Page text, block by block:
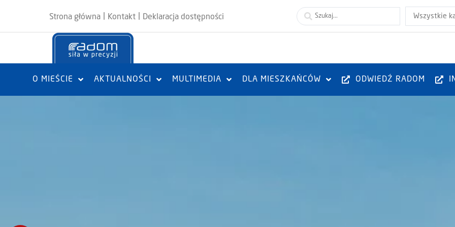
Strona główna Kontakt Deklaracja dostępności Wszystkie
O MIEŚCIE AKTUALNOŚCI MULTIMEDIA DLA MIESZKAŃCÓW ODWIEDŹ RADOM